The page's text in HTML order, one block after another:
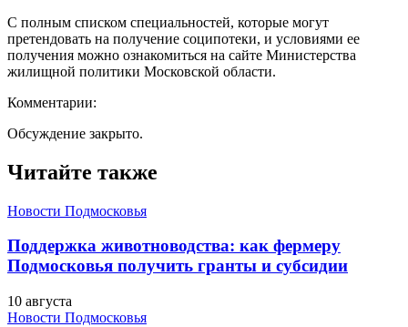
С полным списком специальностей, которые могут
претендовать на получение соципотеки, и условиями ее
получения можно ознакомиться на сайте Министерства
жилищной политики Московской области.
Комментарии:
Обсуждение закрыто.
Читайте также
Новости Подмосковья
Поддержка животноводства: как фермеру
Подмосковья получить гранты и субсидии
10 августа
Новости Подмосковья